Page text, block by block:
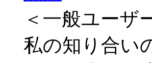
＜一般ユーザ
私の知り合い